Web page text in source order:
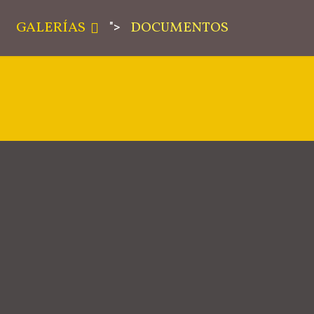
GALERÍAS "> DOCUMENTOS